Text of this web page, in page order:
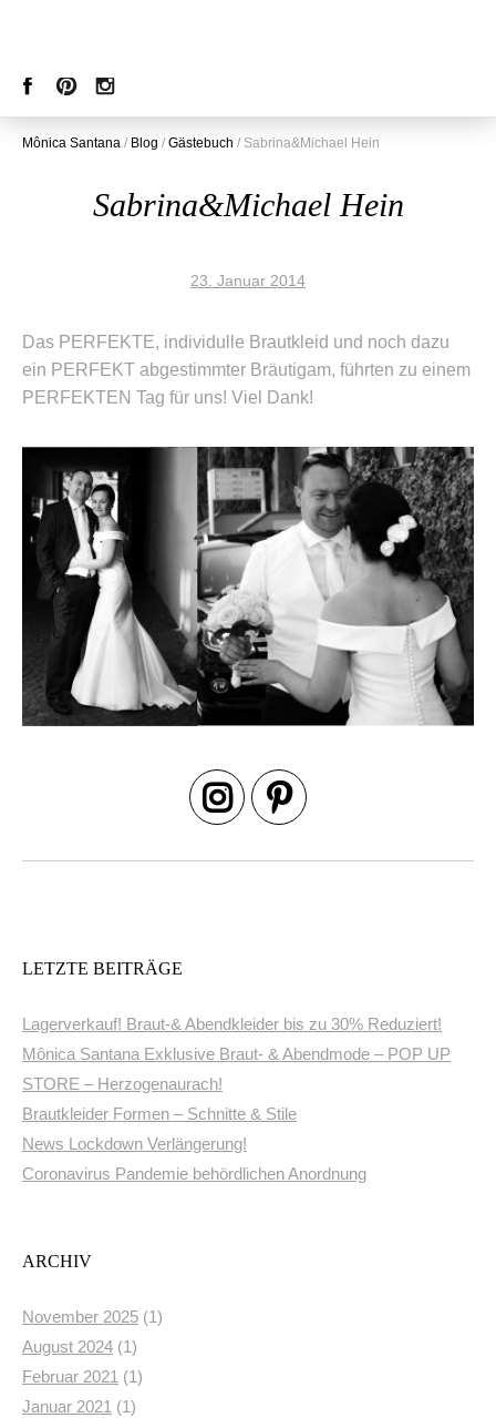
Mônica Santana / Blog / Gästebuch / Sabrina&Michael Hein
Sabrina&Michael Hein
23. Januar 2014
Das PERFEKTE, individulle Brautkleid und noch dazu
ein PERFEKT abgestimmter Bräutigam, führten zu einem
PERFEKTEN Tag für uns! Viel Dank!
LETZTE BEITRÄGE
Lagerverkauf! Braut-& Abendkleider bis zu 30% Reduziert!
Mônica Santana Exklusive Braut- & Abendmode – POP UP
STORE – Herzogenaurach!
Brautkleider Formen – Schnitte & Stile
News Lockdown Verlängerung!
Coronavirus Pandemie behördlichen Anordnung
ARCHIV
November 2025 (1)
August 2024 (1)
Februar 2021 (1)
Januar 2021 (1)